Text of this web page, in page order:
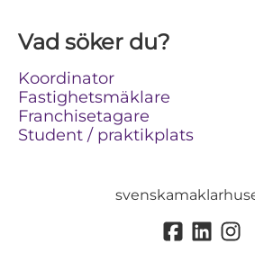
Vad söker du?
Koordinator
Fastighetsmäklare
Franchisetagare
Student / praktikplats